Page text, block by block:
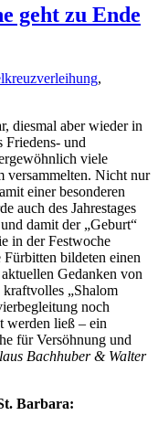
geht zu Ende
,
diesmal aber wieder in
Friedens- und
viele
versammelten. Nicht nur
einer besonderen
auch des Jahrestages
damit der „Geburt“
in der Festwoche
Fürbitten bildeten einen
Gedanken von
„Shalom
noch
werden ließ – ein
für Versöhnung und
Bachhuber & Walter
Barbara: